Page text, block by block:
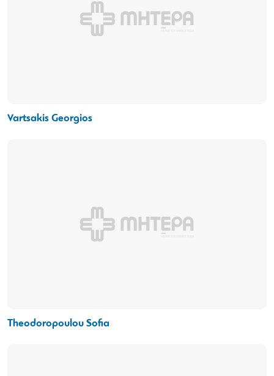
Vartsakis Georgios
Theodoropoulou Sofia